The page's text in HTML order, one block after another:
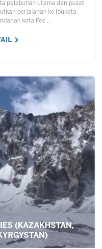
pelabuhan utama dan pusat
perjalanan ke ibukota,
kota Fez…
(KAZAKHSTAN,